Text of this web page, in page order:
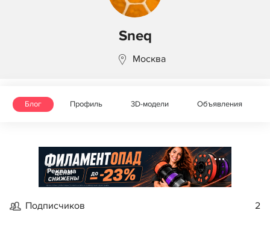
Sneq
Москва
Блог Профиль 3D-модели Объявления
Реклама
Подписчиков 2